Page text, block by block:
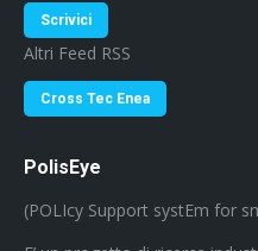
Scrivici
Altri Feed RSS
Cross Tec Enea
PolisEye
(POLIcy Support systEm for